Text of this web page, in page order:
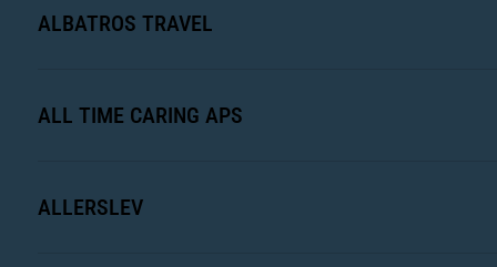
ALBATROS TRAVEL
ALL TIME CARING APS
ALLERSLEV